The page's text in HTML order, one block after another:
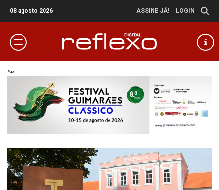
08 agosto 2026 ASSINE JÁ! LOGIN
Pub